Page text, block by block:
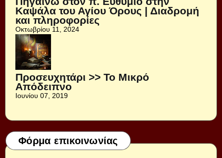
Καψάλα του Αγίου Όρους | Διαδρομή
και πληροφορίες
Οκτωβρίου 11, 2024
Προσευχητάρι >> Το Μικρό
Απόδειπνο
Ιουνίου 07, 2019
Φόρμα επικοινωνίας